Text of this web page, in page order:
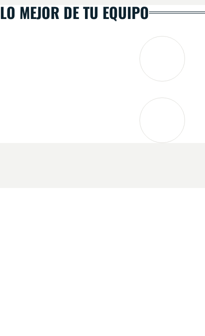
LO MEJOR DE TU EQUIPO